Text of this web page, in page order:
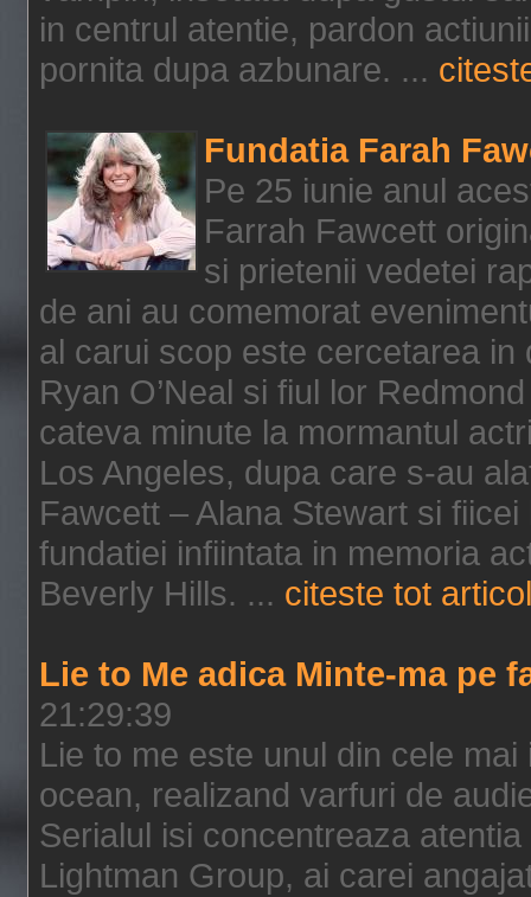
in centrul atentie, pardon
pornita dupa azbunare. ...
Fundatia Farah
Pe 25 iunie anul
Farrah Fawcett
si prietenii vedetei
de ani au comemorat
al carui scop este cercetarea
Ryan O’Neal si fiul lor
cateva minute la mormantul
Los Angeles, dupa care s-au
Fawcett – Alana Stewart si fiicei
fundatiei infiintata in memoria
Beverly Hills. ... citeste tot
Lie to Me adica Minte-ma pe
21:29:39
Lie to me este unul din cele
ocean, realizand varfuri de
Serialul isi concentreaza
Lightman Group, ai carei